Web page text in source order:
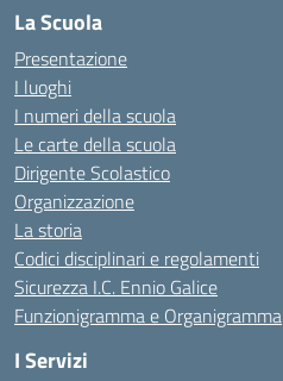
La Scuola
Presentazione
I luoghi
I numeri della scuola
Le carte della scuola
Dirigente Scolastico
Organizzazione
La storia
Codici disciplinari e regolamenti
Sicurezza I.C. Ennio Galice
Funzionigramma e Organigramma
I Servizi